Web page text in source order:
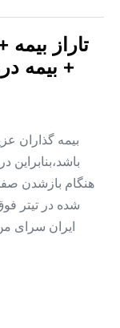
تاراز
+ بیمه
بیمه گذاران
هنگام بازشدن
شده در تیتر
ایران سرای